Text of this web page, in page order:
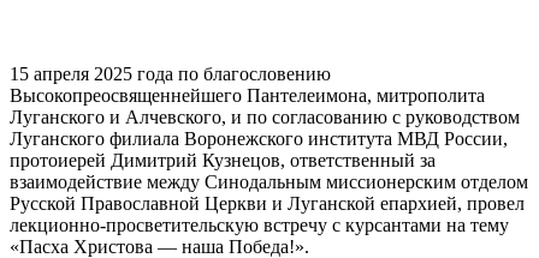
15 апреля 2025 года по благословению
Высокопреосвященнейшего Пантелеимона, митрополита
Луганского и Алчевского, и по согласованию с руководством
Луганского филиала Воронежского института МВД России,
протоиерей Димитрий Кузнецов, ответственный за
взаимодействие между Синодальным миссионерским отделом
Русской Православной Церкви и Луганской епархией, провел
лекционно-просветительскую встречу с курсантами на тему
«Пасха Христова — наша Победа!».